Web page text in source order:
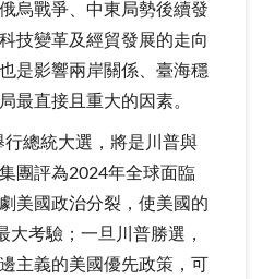
烏戰爭、中東局勢後續發
技變革及經貿發展的走向
是影響兩岸關係、臺海穩
最直接且重大的因素。
總統大選，將是川普與
團評為2024年全球面臨
美國政治分裂，使美國的
大考驗；一旦川普勝選，
主義的美國優先政策，可